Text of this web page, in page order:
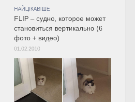
НАЙЦІКАВІШЕ
FLIP – судно, которое может
становиться вертикально (6
фото + видео)
01.02.2010